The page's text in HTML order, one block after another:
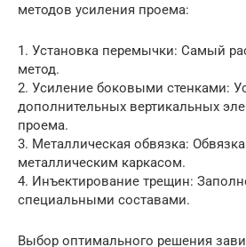
методов усиления проема:
1. Установка перемычки: Самый
метод.
2. Усиление боковыми стенками:
дополнительных вертикальных
проема.
3. Металлическая обвязка:
металлическим каркасом.
4. Инъектирование трещин:
специальными составами.
Выбор оптимального решения